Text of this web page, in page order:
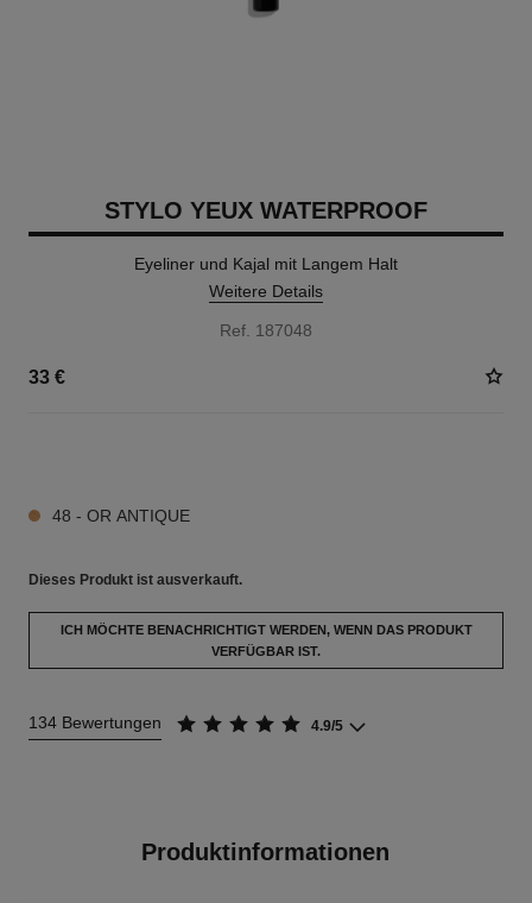
STYLO YEUX WATERPROOF
Eyeliner und Kajal mit Langem Halt
Weitere Details
Ref. 187048
33 €
48 - OR ANTIQUE
Dieses Produkt ist ausverkauft.
ICH MÖCHTE BENACHRICHTIGT WERDEN, WENN DAS PRODUKT
VERFÜGBAR IST.
134 Bewertungen 4.9/5
Produktinformationen